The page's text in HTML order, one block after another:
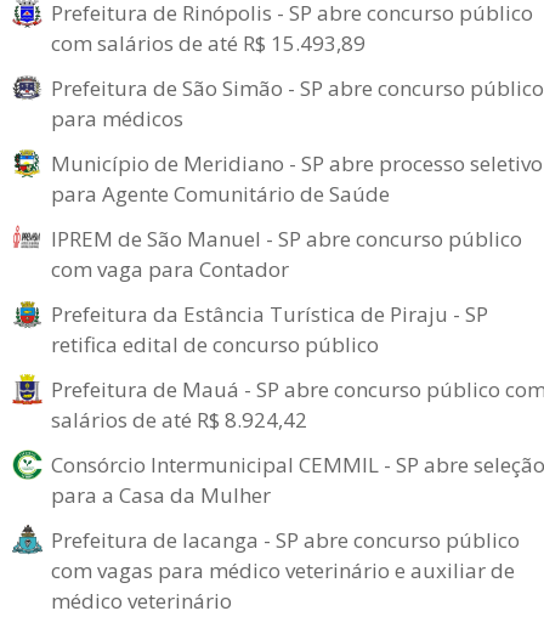
Prefeitura de Rinópolis - SP abre concurso público
com salários de até R$ 15.493,89
Prefeitura de São Simão - SP abre concurso público
para médicos
Município de Meridiano - SP abre processo seletivo
para Agente Comunitário de Saúde
IPREM de São Manuel - SP abre concurso público
com vaga para Contador
Prefeitura da Estância Turística de Piraju - SP
retifica edital de concurso público
Prefeitura de Mauá - SP abre concurso público
salários de até R$ 8.924,42
Consórcio Intermunicipal CEMMIL - SP abre seleção
para a Casa da Mulher
Prefeitura de Iacanga - SP abre concurso público
com vagas para médico veterinário e auxiliar de
médico veterinário